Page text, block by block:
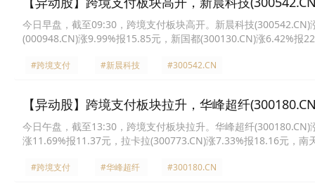
今日早盘，截至09:30，跨境支付板块高开。新晨科技
(000948.CN)涨9.99%报15.85元，新国都(300130.CN)涨6.42%报
#跨境支付 #新晨科技 #300542.CN
【异动股】跨境支付板块拉升，华峰超纤
今日午盘，截至13:30，跨境支付板块拉升。华峰超纤
涨11.69%报11.37元，拉卡拉(300773.CN)涨7.33%报18.16元，
#跨境支付 #华峰超纤 #300180.CN